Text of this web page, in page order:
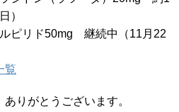
）
ルピリド50mg 継続中（11月22
覧
りがとうございます。